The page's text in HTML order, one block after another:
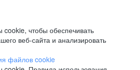
чтобы обеспечивать
веб-сайта и анализировать
файлов cookie